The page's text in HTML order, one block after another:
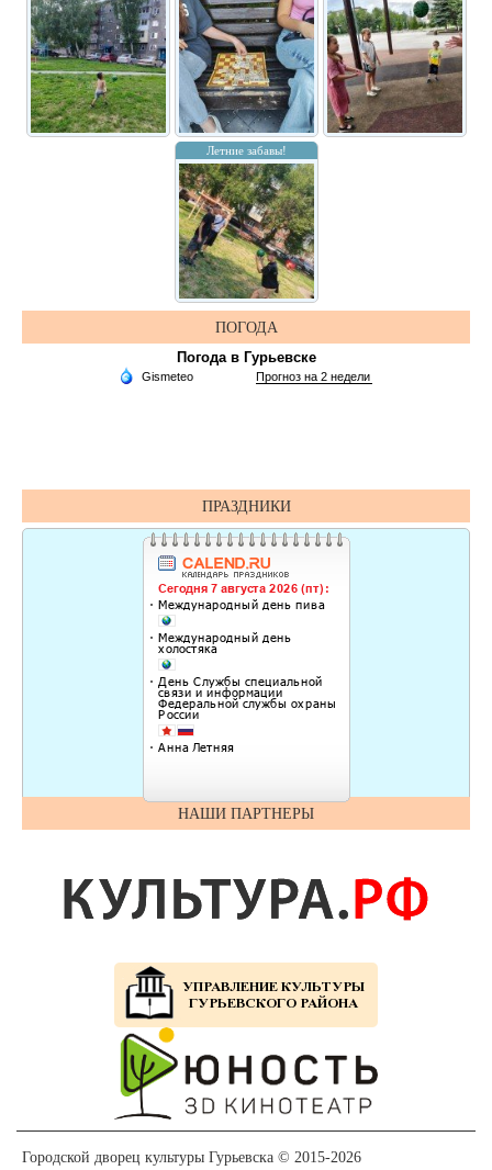
Летние забавы!
ПОГОДА
Погода в Гурьевске
ПРАЗДНИКИ
НАШИ ПАРТНЕРЫ
Городской дворец культуры Гурьевска © 2015-2026